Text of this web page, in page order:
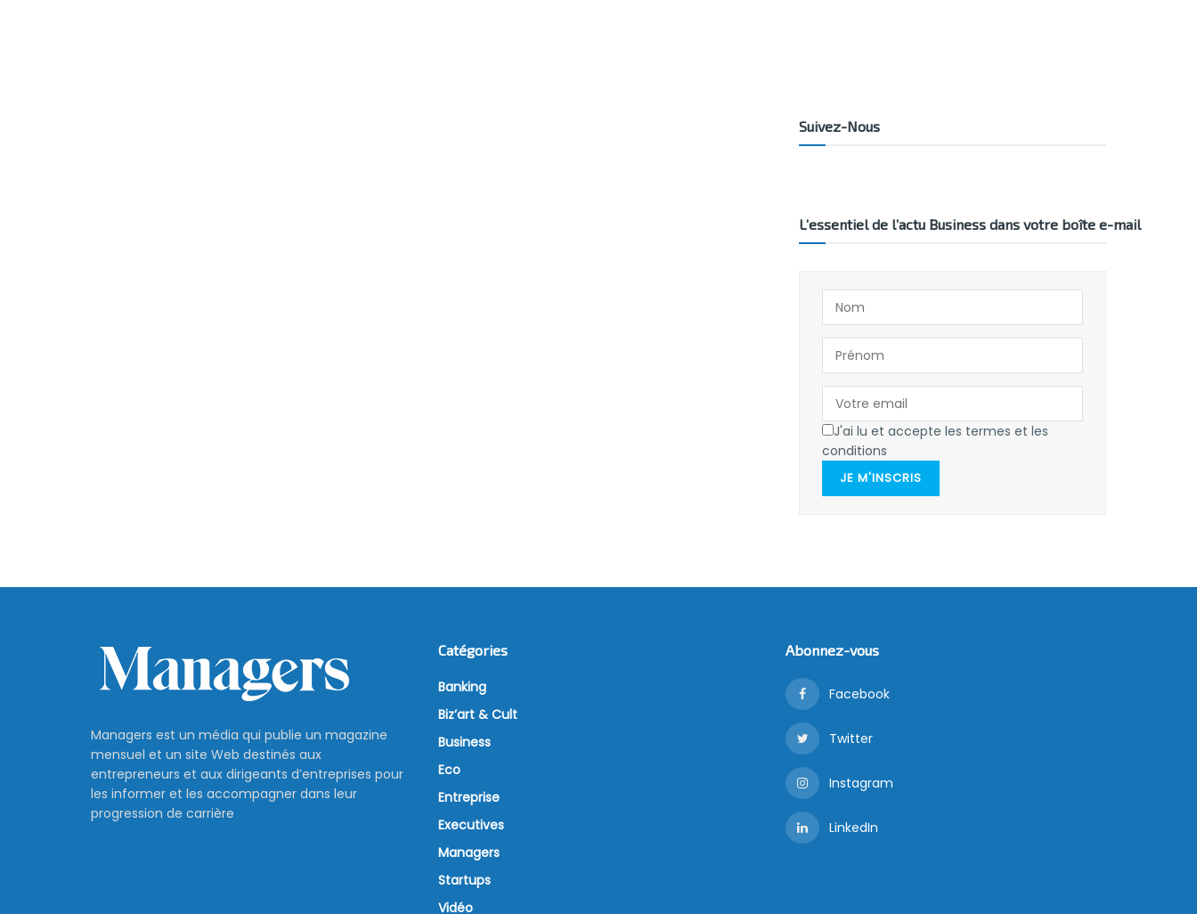
Suivez-Nous
L’essentiel de l’actu Business dans votre boîte e-mail
J'ai lu et accepte les termes et les
conditions
JE M'INSCRIS
Managers est un média qui publie un magazine
mensuel et un site Web destinés aux
entrepreneurs et aux dirigeants d’entreprises pour
les informer et les accompagner dans leur
progression de carrière
Catégories
Banking
Biz’art & Cult
Business
Eco
Entreprise
Executives
Managers
Startups
Vidéo
Abonnez-vous
Facebook
Twitter
Instagram
LinkedIn